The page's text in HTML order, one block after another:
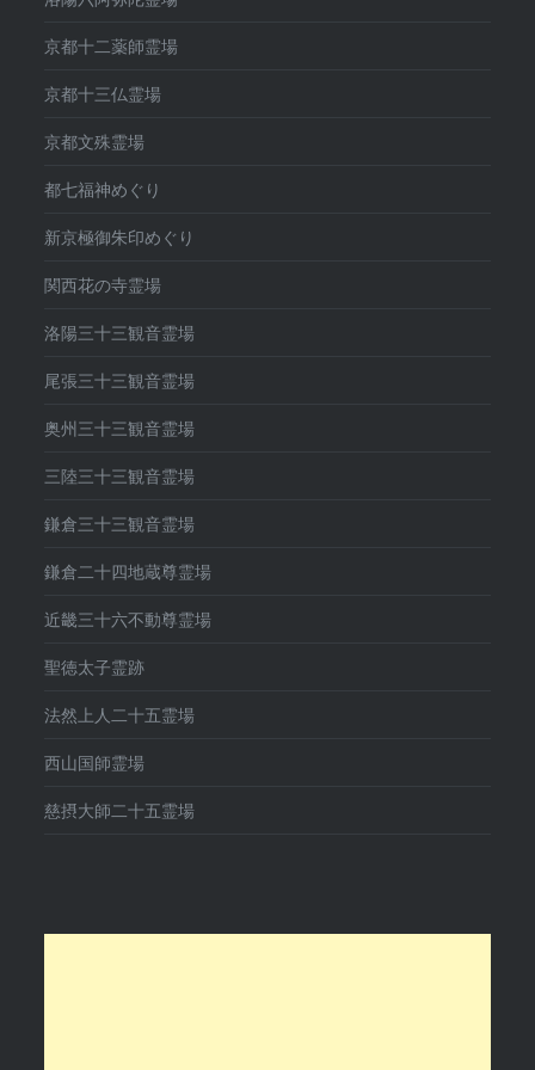
京都十二薬師霊場
京都十三仏霊場
京都文殊霊場
都七福神めぐり
新京極御朱印めぐり
関西花の寺霊場
洛陽三十三観音霊場
尾張三十三観音霊場
奥州三十三観音霊場
三陸三十三観音霊場
鎌倉三十三観音霊場
鎌倉二十四地蔵尊霊場
近畿三十六不動尊霊場
聖徳太子霊跡
法然上人二十五霊場
西山国師霊場
慈摂大師二十五霊場